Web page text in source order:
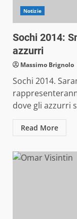
Notizie
Sochi 2014:
azzurri
Massimo Brignolo
Sochi 2014.
dove gli azzurri
Read More